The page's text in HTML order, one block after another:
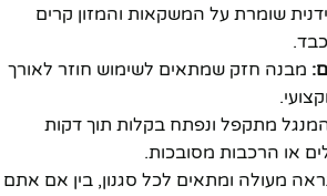
שומרת על המשקאות והמזון קרים
מבנה חזק שמתאים לשימוש חוזר לאורך
מתקפל ונפתח בקלות תוך דקות
או הרכבות מסובכות.
מעולה ומתאים לכל סגנון, בין אם אתם